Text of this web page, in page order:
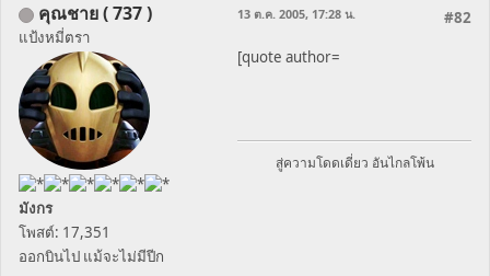
คุณชาย ( 737 )
แป้งหมี่ตรา
มังกร
โพสต์: 17,351
ออกบินไป แม้จะไม่มีปีก
#82
13 ต.ค. 2005, 17:28 น.
[quote author=
สู่ความโดดเดี่ยว อันไกลโพ้น